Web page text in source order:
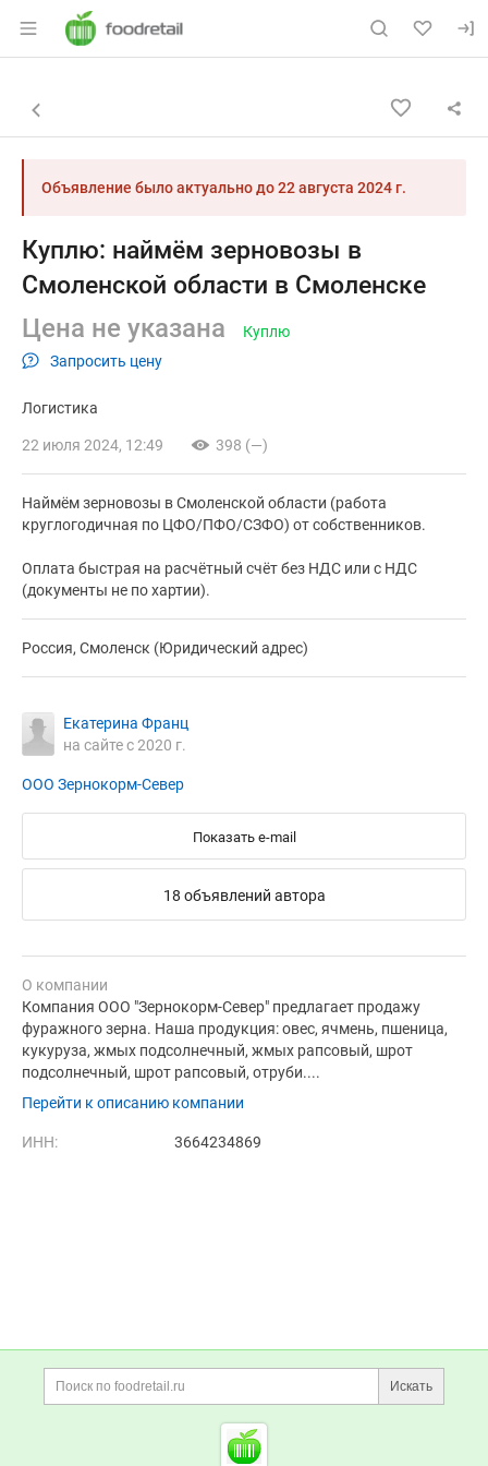
Раздел навигации по сайту
Объявление: Куплю: наймём
Навигация и управление объявлением
Назад к списку объявлений
Объявление было актуально до22 августа 2024 г.
Куплю: наймём зерновозы в
Смоленской области в Смоленске
Цена не указана
Запросить цену
Куплю
Логистика
22 июля 2024, 12:49 398 (—)
Наймём зерновозы в Смоленской области (работа
круглогодичная по ЦФО/ПФО/СЗФО) от собственников.
Оплата быстрая на расчётный счёт без НДС или с НДС
(документы не по хартии).
Россия, Смоленск (Юридический адрес)
Екатерина Франц
на сайте с 2020 г.
ООО Зернокорм-Север
Показать e-mail
18 объявлений автора
О компании
Компания ООО "Зернокорм-Север" предлагает продажу
фуражного зерна. Наша продукция: овес, ячмень, пшеница,
кукуруза, жмых подсолнечный, жмых рапсовый, шрот
подсолнечный, шрот рапсовый, отруби....
Перейти к описанию компании
ИНН: 3664234869
Дополнительная информация
Поиск по сайту и
Искать
Cсылки на полезные